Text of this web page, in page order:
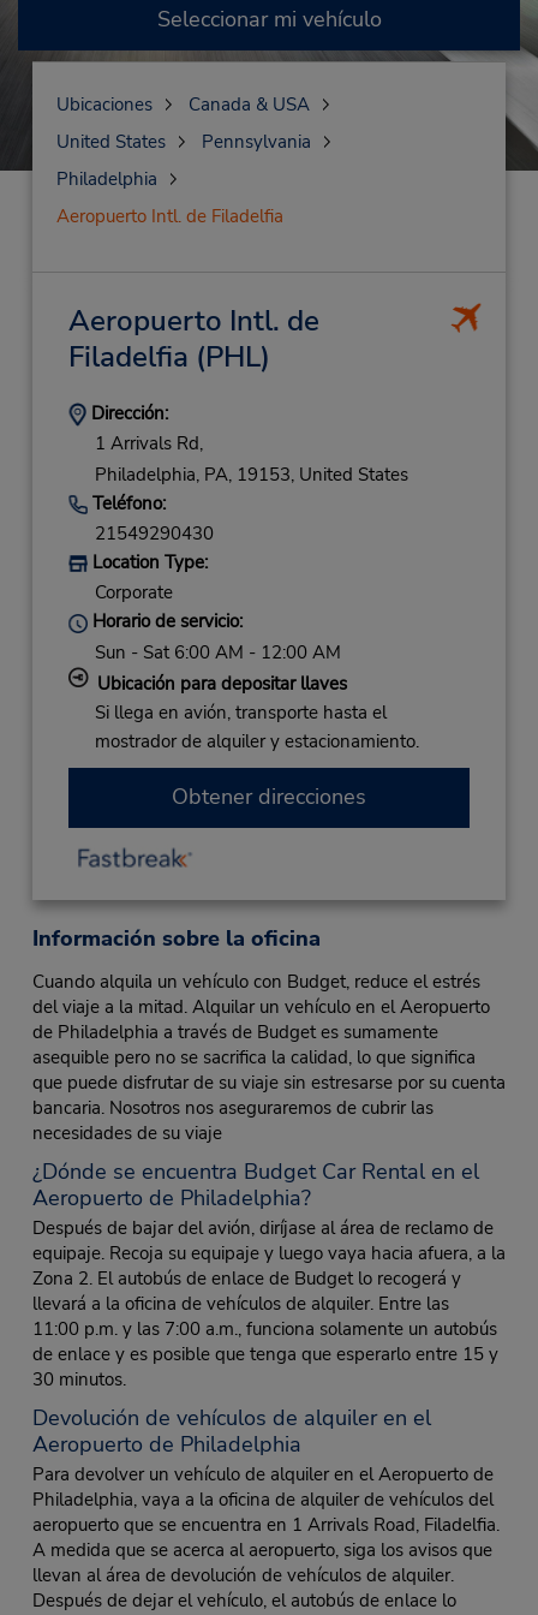
Seleccionar mi vehículo
Ubicaciones
Canada & USA
United States
Pennsylvania
Philadelphia
Aeropuerto Intl. de Filadelfia
Aeropuerto Intl. de
Filadelfia (PHL)
Dirección:
1 Arrivals Rd,
Philadelphia, PA, 19153, United States
Teléfono:
21549290430
Location Type:
Corporate
Horario de servicio:
Sun - Sat 6:00 AM - 12:00 AM
Ubicación para depositar llaves
Si llega en avión, transporte hasta el
mostrador de alquiler y estacionamiento.
Obtener direcciones
Información sobre la oficina
Cuando alquila un vehículo con Budget, reduce el estrés
del viaje a la mitad. Alquilar un vehículo en el Aeropuerto
de Philadelphia a través de Budget es sumamente
asequible pero no se sacrifica la calidad, lo que significa
que puede disfrutar de su viaje sin estresarse por su cuenta
bancaria. Nosotros nos aseguraremos de cubrir las
necesidades de su viaje
¿Dónde se encuentra Budget Car Rental en el
Aeropuerto de Philadelphia?
Después de bajar del avión, diríjase al área de reclamo de
equipaje. Recoja su equipaje y luego vaya hacia afuera, a la
Zona 2. El autobús de enlace de Budget lo recogerá y
llevará a la oficina de vehículos de alquiler. Entre las
11:00 p.m. y las 7:00 a.m., funciona solamente un autobús
de enlace y es posible que tenga que esperarlo entre 15 y
30 minutos.
Devolución de vehículos de alquiler en el
Aeropuerto de Philadelphia
Para devolver un vehículo de alquiler en el Aeropuerto de
Philadelphia, vaya a la oficina de alquiler de vehículos del
aeropuerto que se encuentra en 1 Arrivals Road, Filadelfia.
A medida que se acerca al aeropuerto, siga los avisos que
llevan al área de devolución de vehículos de alquiler.
Después de dejar el vehículo, el autobús de enlace lo